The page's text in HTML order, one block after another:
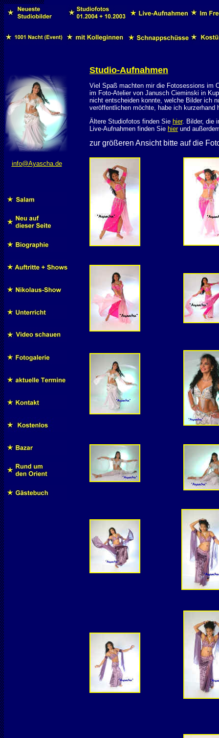
info@Ayascha.de
Studio-Aufnahmen
Viel Spaß machten mir die Fotosessions im
im Foto-Atelier von Janusch Cieminski in
nicht entscheiden konnte, welche Bilder ich
veröffentlichen möchte, habe ich kurzerhand
Ältere Studiofotos finden Sie hier. Bilder, die
Live-Aufnahmen finden Sie hier und
zur größeren Ansicht bitte auf die